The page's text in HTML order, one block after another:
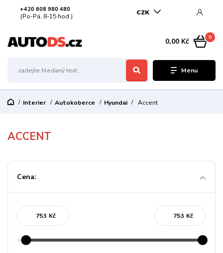
Menu
CZK
+420 608 980 480
(Po-Pá, 8-15 hod.)
0
0,00 Kč
Interier Autokoberce Hyundai Accent
ACCENT
Cena:
Kč Kč